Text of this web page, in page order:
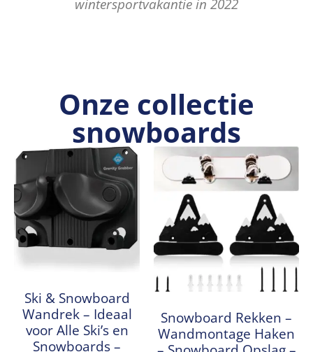
Onze collectie
snowboards
Ski & Snowboard
Wandrek – Ideaal
voor Alle Ski’s en
Snowboards –
Snowboard Rekken –
Wandmontage Haken